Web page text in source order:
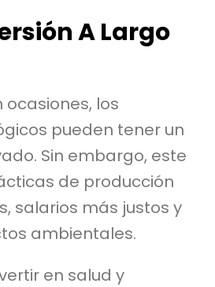
A Largo
ocasiones, los
pueden tener un
Sin embargo, este
de producción
salarios más justos y
ambientales.
en salud y